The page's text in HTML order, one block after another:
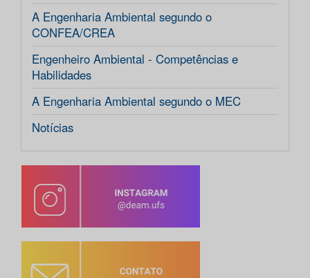
A Engenharia Ambiental segundo o
CONFEA/CREA
Engenheiro Ambiental - Competências e
Habilidades
A Engenharia Ambiental segundo o MEC
Notícias